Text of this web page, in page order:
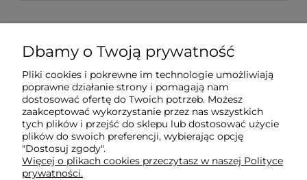
Dbamy o Twoją prywatność
Pliki cookies i pokrewne im technologie umożliwiają
poprawne działanie strony i pomagają nam
dostosować ofertę do Twoich potrzeb. Możesz
zaakceptować wykorzystanie przez nas wszystkich
tych plików i przejść do sklepu lub dostosować użycie
plików do swoich preferencji, wybierając opcję
"Dostosuj zgody".
Więcej o plikach cookies przeczytasz w naszej Polityce
prywatności.